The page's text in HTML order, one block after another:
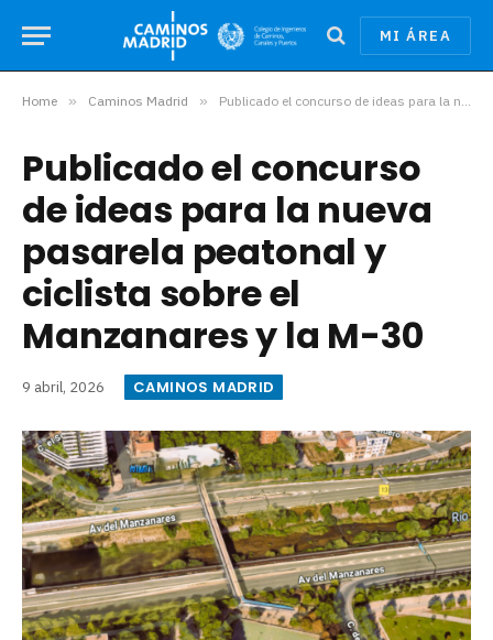
MI ÁREA
Home » Caminos Madrid » Publicado el concurso de ideas para la nueva pasarela peatonal y ciclista sobre el Manzanares y la M-30
Publicado el concurso
de ideas para la nueva
pasarela peatonal y
ciclista sobre el
Manzanares y la M-30
9 abril, 2026 CAMINOS MADRID